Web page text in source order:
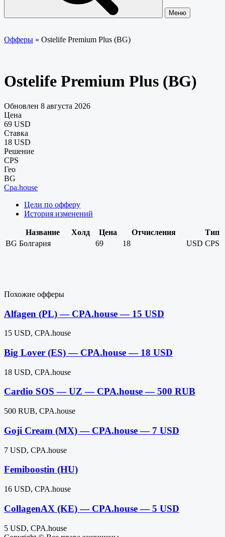
Меню
Офферы » Ostelife Premium Plus (BG)
Ostelife Premium Plus (BG)
Обновлен 8 августа 2026
Цена
69 USD
Ставка
18 USD
Решение
CPS
Гео
BG
Cpa.house
Цели по офферу
История изменений
Название Холд Цена Отчисления
Тип
BG Болгария 69 18 USD CPS
Похожие офферы
Alfagen (PL) — CPA.house — 15 USD
15 USD, CPA.house
Big Lover (ES) — CPA.house — 18 USD
18 USD, CPA.house
Cardio SOS — UZ — CPA.house — 500 RUB
500 RUB, CPA.house
Goji Cream (MX) — CPA.house — 7 USD
7 USD, CPA.house
Femiboostin (HU)
16 USD, CPA.house
CollagenAX (KE) — CPA.house — 5 USD
5 USD, CPA.house